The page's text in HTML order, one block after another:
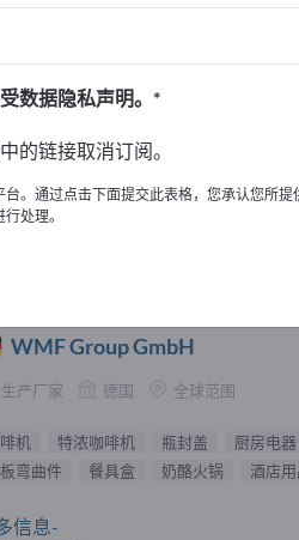
WMF Group GmbH
生产厂家 德国 全球范围
机 特浓咖啡机 瓶封盖 厨房电器
弯曲件
餐具盒 奶酪火锅 酒店
信息-
数据隐私声明。
的链接取消订阅。
。通过点击下面提交此表格，您承认您所提
行处理。